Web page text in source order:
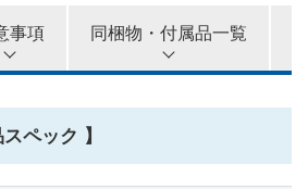
3,500
事項 同梱物・付属品一覧
ペック 】